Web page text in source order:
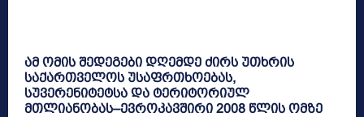
ამ ომის შედეგები დღემდე ძირს უთხრის
საქართველოს უსაფრთხოებას,
სუვერენიტეტსა და ტერიტორიულ
მთლიანობას–ევროკავშირი 2008 წლის ომზე